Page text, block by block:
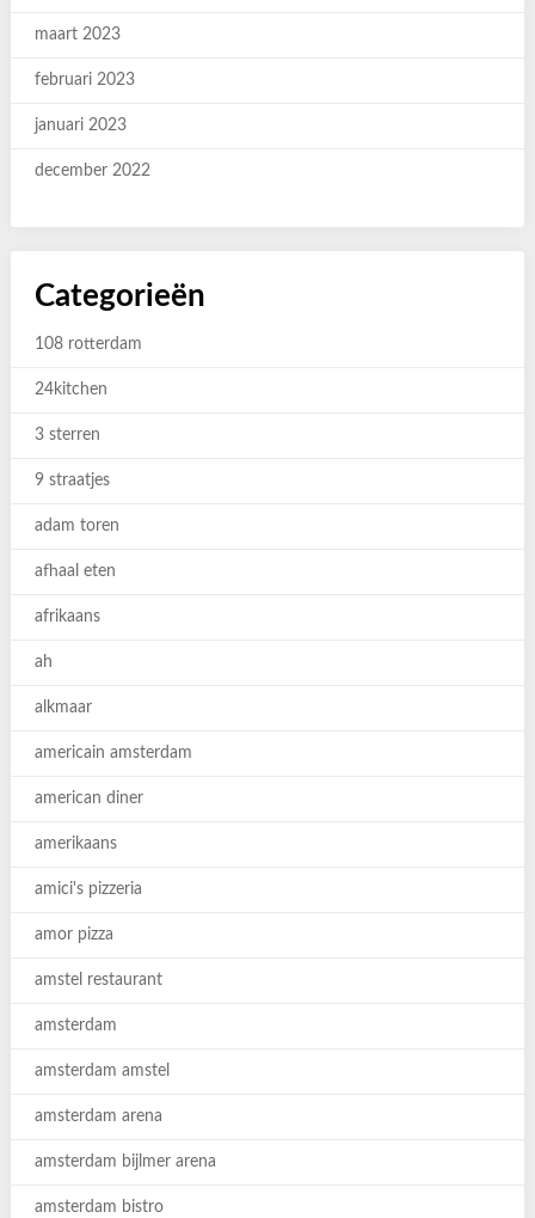
maart 2023
februari 2023
januari 2023
december 2022
Categorieën
108 rotterdam
24kitchen
3 sterren
9 straatjes
adam toren
afhaal eten
afrikaans
ah
alkmaar
americain amsterdam
american diner
amerikaans
amici's pizzeria
amor pizza
amstel restaurant
amsterdam
amsterdam amstel
amsterdam arena
amsterdam bijlmer arena
amsterdam bistro